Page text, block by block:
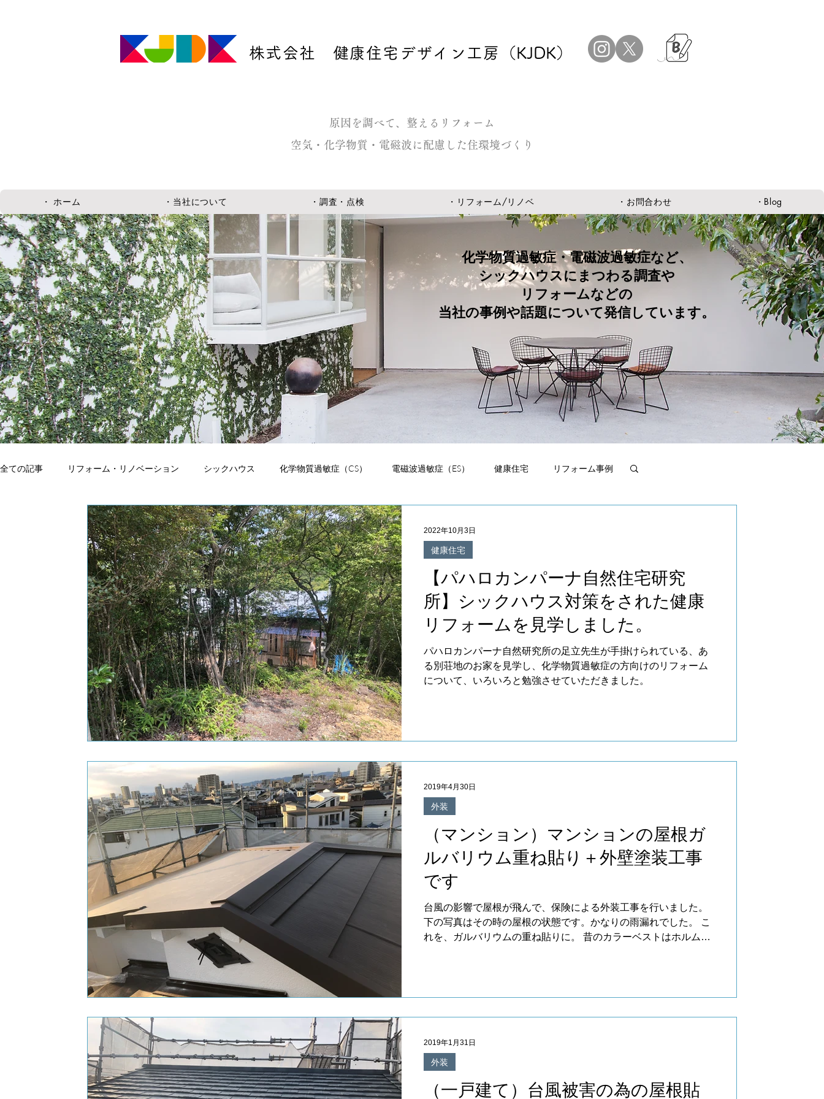
株式会社 健康住宅デザイン工房 （KJDK）
原因を調べて、整えるリフォーム
空気・化学物質・電磁波に配慮した住環境づくり
・ ホーム ・当社について ・調査・点検 ・リフォーム/リノベ ・お問合わせ ・Blog
化学物質過敏症・電磁波過敏症など、
シックハウスにまつわる調査や
リフォームなどの
当社の事例や話題について発信しています。
全ての記事 リフォーム・リノベーション シックハウス 化学物質過敏症（CS） 電磁波過敏症（ES） 健康住宅 リフォーム事例
観葉植物 自然素材 点検・測定・分析 建材 緑化 デザイン
一般リフォーム事例 相談事例 外装 設備工事 屋根 塗装
環境アレルギー対応リフォーム事例 販売 オーガニックフード SELECT オーガニック SHOP SELECT 宿泊施設 SELECT
【パハロカンパーナ自然住宅研究
所】シックハウス対策をされた健康
リフォームを見学しました。
パハロカンパーナ自然研究所の足立先生が手掛けられている、あ
る別荘地のお家を見学し、化学物質過敏症の方向けのリフォーム
について、いろいろと勉強させていただきました。
健康住宅
2022年10月3日
（マンション）マンションの屋根ガ
ルバリウム重ね貼り＋外壁塗装工事
です
台風の影響で屋根が飛んで、保険による外装工事を行いました。
下の写真はその時の屋根の状態です。かなりの雨漏れでした。 こ
れを、ガルバリウムの重ね貼りに。 昔のカラーベストはホルムア
外装
2019年4月30日
​（一戸建て）台風被害の為の屋根貼
外装
2019年1月31日